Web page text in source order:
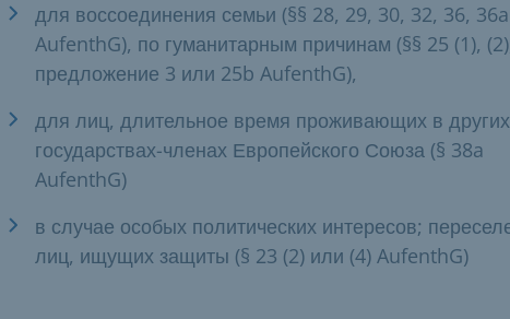
для воссоединения семьи (§§ 28, 29, 30, 32, 36, 36a
AufenthG), по гуманитарным причинам (§§ 25 (1),
предложение 3 или 25b AufenthG),
для лиц, длительное время проживающих в других
государствах-членах Европейского Союза (§ 38a
AufenthG)
в случае особых политических интересов;
лиц, ищущих защиты (§ 23 (2) или (4) AufenthG)